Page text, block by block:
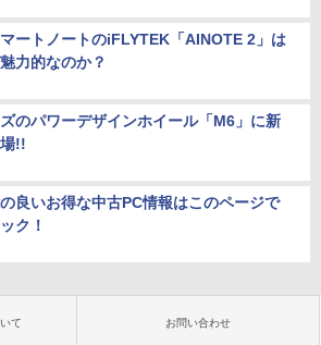
ートノートのiFLYTEK「AINOTE 2」は
力的なのか？
のパワーデザインホイール「M6」に新
!!
良いお得な中古PC情報はこのページで
ク！
て お問い合わせ